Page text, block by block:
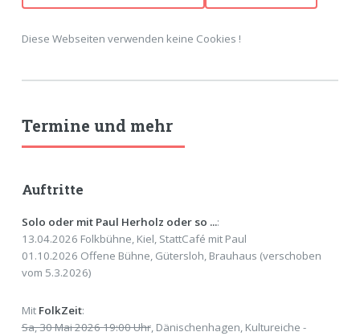
Diese Webseiten verwenden keine Cookies !
Termine und mehr
Auftritte
Solo oder mit Paul Herholz oder so ...:
13.04.2026 Folkbühne, Kiel, StattCafé mit Paul
01.10.2026 Offene Bühne, Gütersloh, Brauhaus (verschoben
vom 5.3.2026)
Mit FolkZeit:
Sa, 30 Mai 2026 19:00 Uhr, Dänischenhagen, Kultureiche -